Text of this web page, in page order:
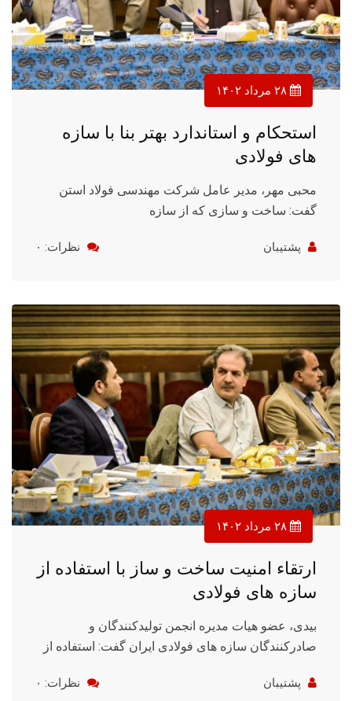
استحکام و استاندارد بهتر بنا با سازه
های فولادی
محبی مهر، مدیر عامل شرکت مهندسی فولاد استن
گفت: ساخت و سازی که از سازه
پشتیبان نظرات: ۰
ارتقاء امنیت ساخت و ساز با استفاده از
سازه های فولادی
بیدی، عضو هیات مدیره انجمن تولیدکنندگان و
صادرکنندگان سازه های فولادی ایران گفت: استفاده از
پشتیبان نظرات: ۰